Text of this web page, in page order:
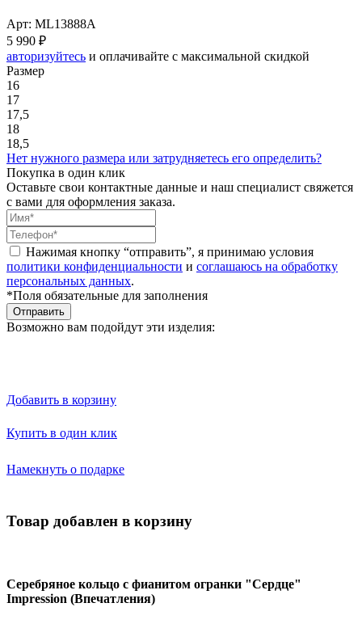
Арт: ML13888A
5 990 ₽
авторизуйтесь и оплачивайте с максимальной скидкой
Размер
16
17
17,5
18
18,5
Нет нужного размера или затрудняетесь его определить?
Покупка в один клик
Оставьте свои контактные данные и наш специалист свяжется
с вами для оформления заказа.
Нажимая кнопку “отправить”, я принимаю условия
политики конфиденциальности и соглашаюсь на обработку
персональных данных.
*Поля обязательные для заполнения
Отправить
Возможно вам подойдут эти изделия:
Добавить в корзину
Купить в один клик
Намекнуть о подарке
Товар добавлен в корзину
Серебряное кольцо с фианитом огранки "Сердце"
Impression (Впечатления)